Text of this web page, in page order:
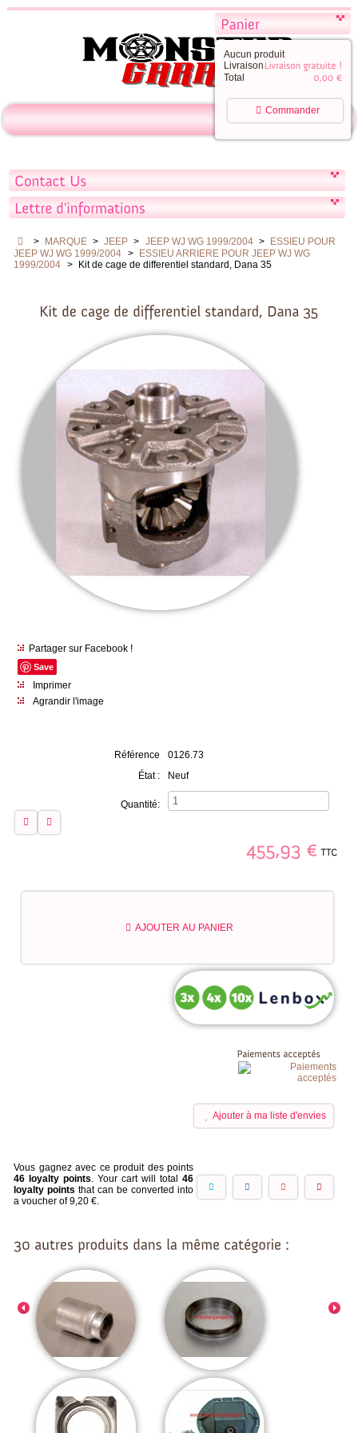
Aucun produit
Livraison
Total
Commander
> MARQUE > JEEP > JEEP WJ WG 1999/2004 > ESSIEU POUR
JEEP WJ WG 1999/2004 > ESSIEU ARRIERE POUR JEEP WJ WG
1999/2004 > Kit de cage de differentiel standard, Dana 35
Partager sur Facebook !
Save
Imprimer
Agrandir l'image
Référence
0126.73
État :
Neuf
Quantité:
AJOUTER AU PANIER
Ajouter à ma liste d'envies
Vous gagnez avec ce produit des points
46 loyalty points. Your cart will total46
loyalty points that can be converted into
a voucher of9,20 €.